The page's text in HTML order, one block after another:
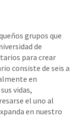
grupos que
de
para crear
consiste de seis a
en
vidas,
el uno al
en nuestro